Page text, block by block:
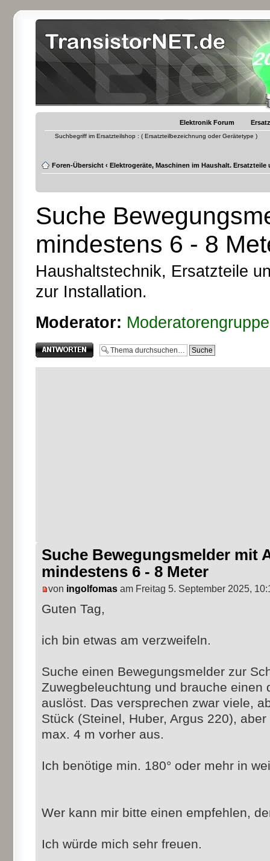
Elektronik Forum
Suchbegriff im Ersatzteilshop : ( Ersatzteilbezeichnung oder Gerätetype )
Foren-Übersicht ‹ Elektrogeräte, Maschinen im Haushalt. Ersatzteile
Suche
mindestens 6 - 8
Haushaltstechnik, Ersatzteile
zur Installation.
Moderator: Moderatorengruppe
Antwort erstellen
Suche Bewegungsmelder mit
mindestens 6 - 8 Meter
von ingolfomas am Freitag 5. September 2025,
Guten Tag,
ich bin etwas am verzweifeln.
Suche einen Bewegungsmelder zur
Zuwegbeleuchtung und brauche einen
auslöst. Das versprechen zwar viele,
Stück (Steinel, Huber, Argus 220),
max. 4 m vorher aus.
Ich benötige min. 180° oder mehr in
Wer kann mir bitte einen empfehlen,
Ich würde mich sehr freuen.